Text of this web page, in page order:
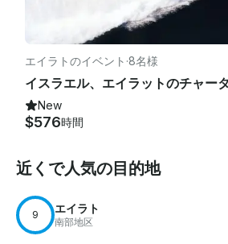
エイラトのイベント ·8名様
New
$576時間
近くで人気の目的地
9 エイラト
南部地区